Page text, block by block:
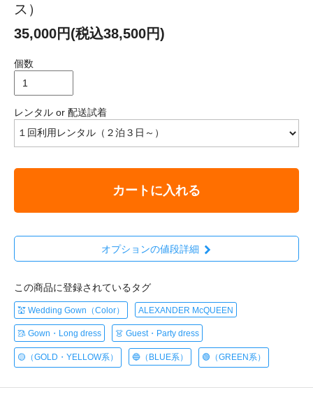
ス）
35,000円(税込38,500円)
個数
レンタル or 配送試着
カートに入れる
オプションの値段詳細
この商品に登録されているタグ
💒 Wedding Gown（Color） ALEXANDER McQUEEN
🥻 Gown・Long dress 👗 Guest・Party dress
🟡（GOLD・YELLOW系） 🔵（BLUE系） 🟢（GREEN系）